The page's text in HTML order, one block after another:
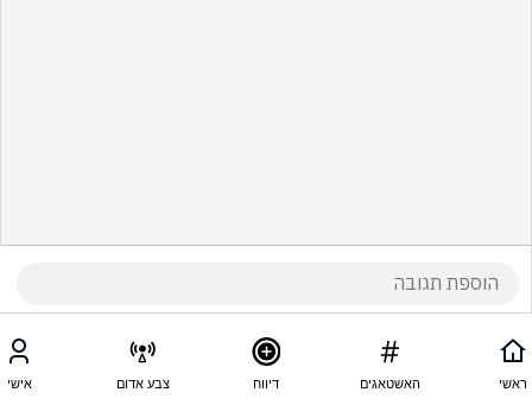
ראשי האשטאגים דיווח צבע אדום אישי